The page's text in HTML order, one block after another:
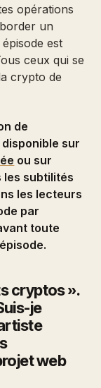
opérations
un
est
ceux qui se
crypto de
de
disponible sur
ou sur
les subtilités
les lecteurs
par
toute
cryptos ».
je
web